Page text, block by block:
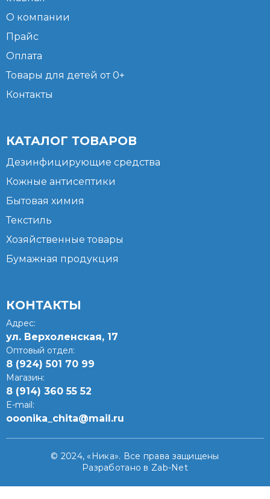
О компании
Прайс
Оплата
Товары для детей от 0+
Контакты
КАТАЛОГ ТОВАРОВ
Дезинфицирующие средства
Кожные антисептики
Бытовая химия
Текстиль
Хозяйственные товары
Бумажная продукция
КОНТАКТЫ
Адрес:
ул. Верхоленская, 17​
Оптовый отдел:
8 (924) 501 70 99
Магазин:
8 (914) 360 55 52
E-mail:
ooonika_chita@mail.ru
© 2024, «Ника». Все права защищены
Разработано в Zab-Net